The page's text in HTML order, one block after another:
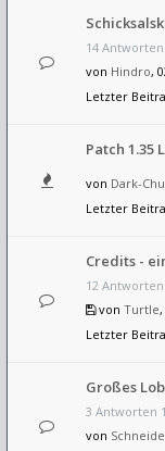
14
von Hindro,
Letzter
Patch 1.35
von Dark-
Letzter
Credits -
12
von Turtle
Letzter
Großes
3 Antworten
von